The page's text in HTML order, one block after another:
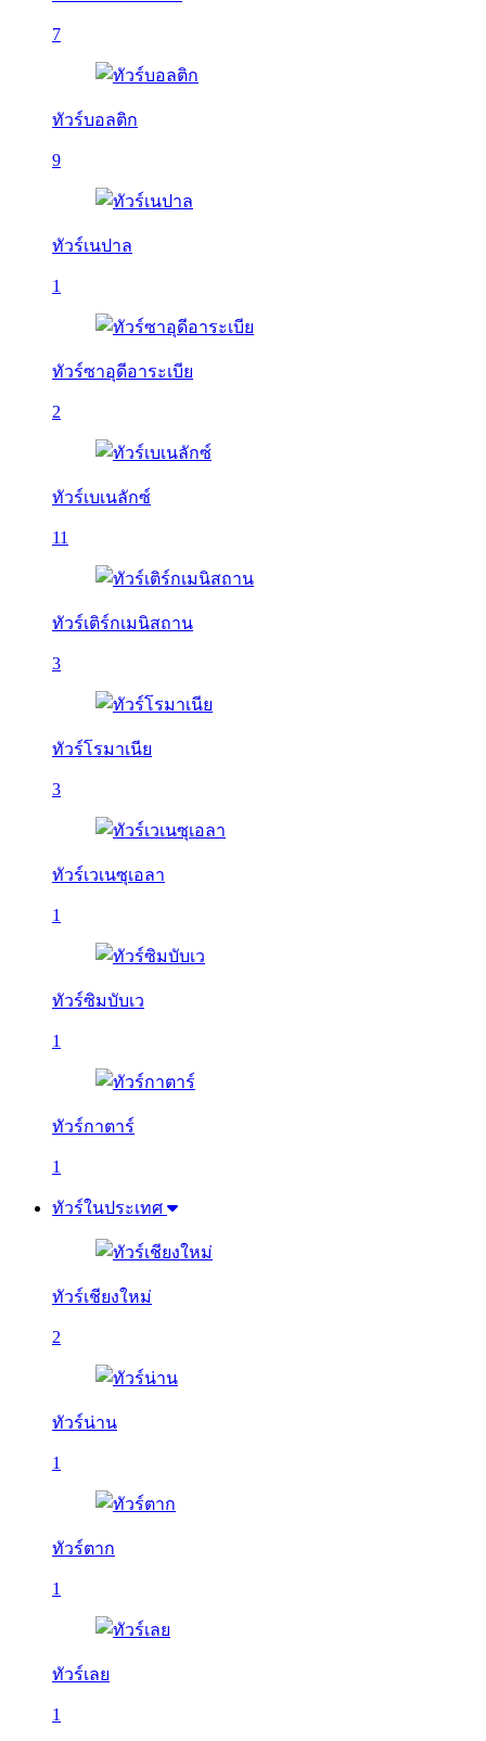
7
ทัวร์บอลติก
9
ทัวร์เนปาล
1
ทัวร์ซาอุดีอาระเบีย
2
ทัวร์เบเนลักซ์
11
ทัวร์เติร์กเมนิสถาน
3
ทัวร์โรมาเนีย
3
ทัวร์เวเนซุเอลา
1
ทัวร์ซิมบับเว
1
ทัวร์กาตาร์
1
ทัวร์ในประเทศ
ทัวร์เชียงใหม่
2
ทัวร์น่าน
1
ทัวร์ตาก
1
ทัวร์เลย
1